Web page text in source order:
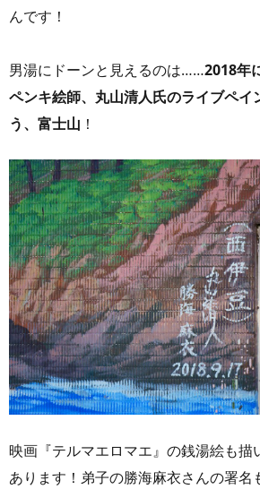
んです！
男湯にドーンと見えるのは……​2018年
ペンキ絵師、丸山清人氏のライブペイ
う、富士山 ！
映画『テルマエロマエ』の銭湯絵も描
あります！弟子の勝海麻衣さんの署名